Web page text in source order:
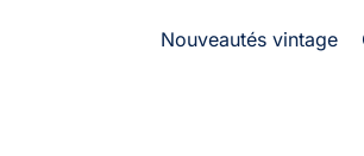
Nouveautés vintage